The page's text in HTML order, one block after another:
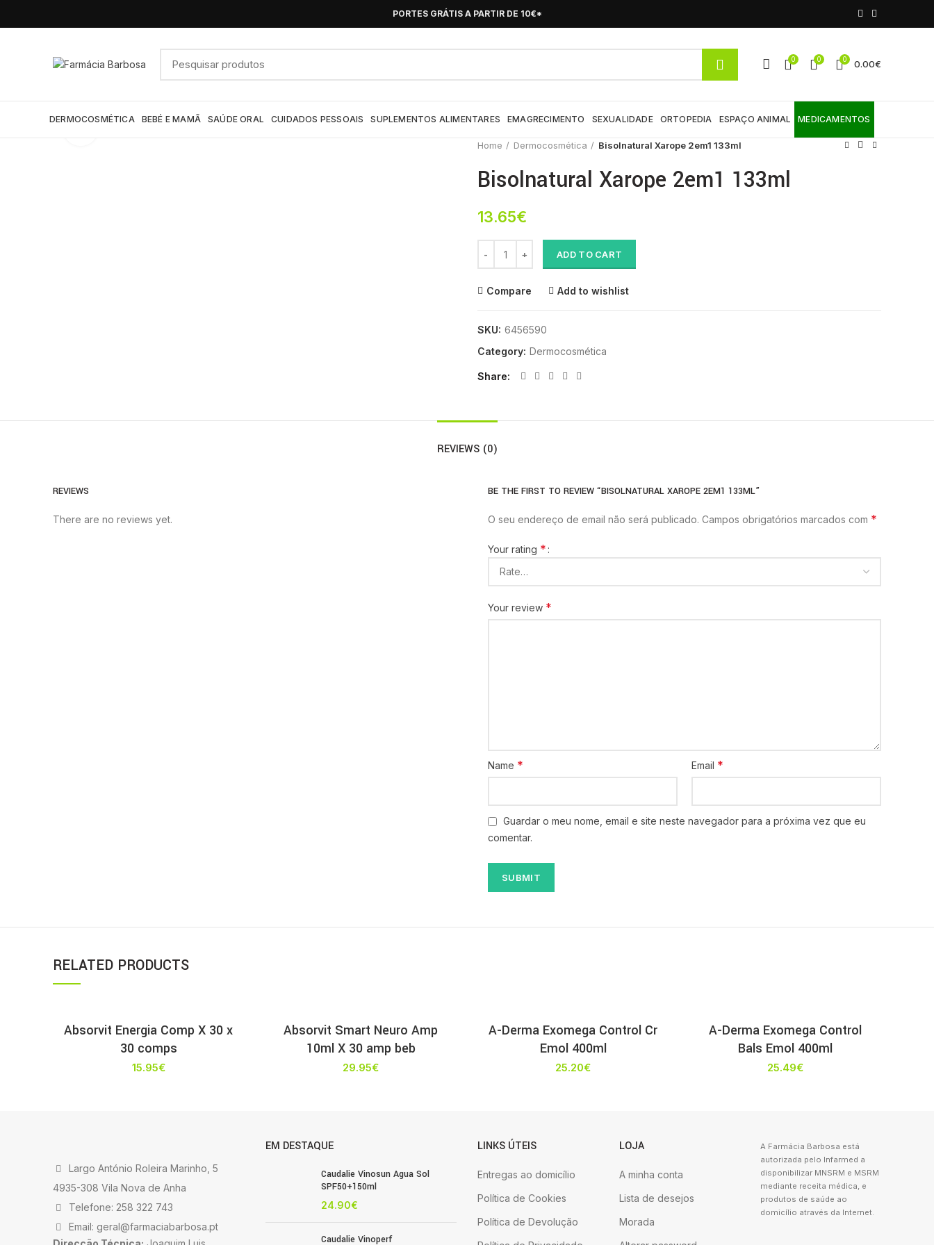
PORTES GRÁTIS A PARTIR DE 10€*
0 0 0 0.00€
DERMOCOSMÉTICA BEBÉ E MAMÃ SAÚDE ORAL CUIDADOS PESSOAIS SUPLEMENTOS ALIMENTARES EMAGRECIMENTO SEXUALIDADE ORTOPEDIA ESPAÇO ANIMAL MEDICAMENTOS
Home
Dermocosmética Bisolnatural Xarope 2em1 133ml
Bisolnatural Xarope 2em1 133ml
13.65€
ADD TO CART
Compare Add to wishlist
SKU: 6456590
Category: Dermocosmética
Share
REVIEWS (0)
REVIEWS
There are no reviews yet.
BE THE FIRST TO REVIEW “BISOLNATURAL XAROPE 2EM1 133ML”
O seu endereço de email não será publicado. Campos obrigatórios marcados com *
Your rating *
Your review *
Name * Email *
Guardar o meu nome, email e site neste navegador para a próxima vez que eu
comentar.
RELATED PRODUCTS
Absorvit Energia Comp X 30 x
30 comps
15.95€
Absorvit Smart Neuro Amp
10ml X 30 amp beb
29.95€
A-Derma Exomega Control Cr
Emol 400ml
25.20€
A-Derma Exomega Control
Bals Emol 400ml
25.49€
Largo António Roleira Marinho, 5
4935-308 Vila Nova de Anha
Telefone: 258 322 743
Email: geral@farmaciabarbosa.pt
EM DESTAQUE
Caudalie Vinosun Agua Sol
SPF50+150ml
24.90€
Caudalie Vinoperf
LINKS ÚTEIS
Entregas ao domicílio
Política de Cookies
Política de Devolução
LOJA
A minha conta
Lista de desejos
Morada
A Farmácia Barbosa está
autorizada pelo Infarmed a
disponibilizar MNSRM e MSRM
mediante receita médica, e
produtos de saúde ao
domicílio através da Internet.